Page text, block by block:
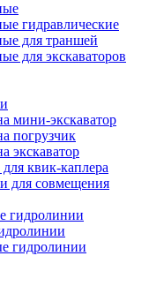
гидравлические
для траншей
для экскаваторов
мини-экскаватор
погрузчик
экскаватор
квик-каплера
для совмещения
гидролинии
гидролинии